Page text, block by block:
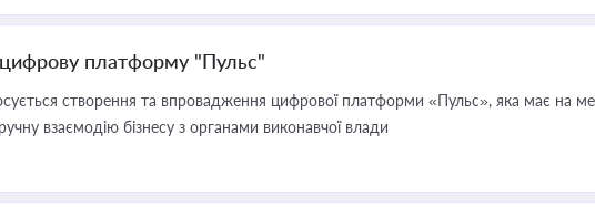
платформу "Пульс"
створення та впровадження цифрової платформи «Пульс», яка має на
взаємодію бізнесу з органами виконавчої влади